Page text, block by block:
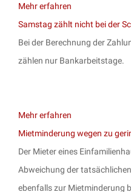
Mehr erfahren
Samstag zählt nicht bei der
Bei der Berechnung der
zählen nur Bankarbeitstage.
Mehr erfahren
Mietminderung wegen zu
Der Mieter eines
Abweichung der
ebenfalls zur Mietminderung